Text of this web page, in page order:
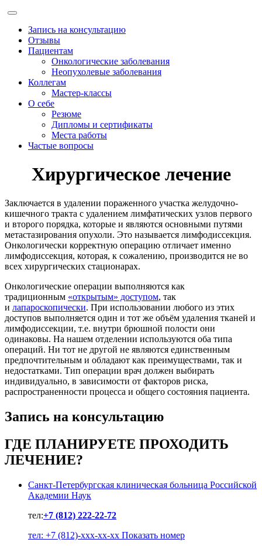
Запись на консультацию
Отзывы
Пациентам
Онкологические заболевания
Неопухолевые заболевания
Коллегам
Мастер-классы
О себе
Резюме
Дипломы и сертификаты
Места работы
Частые вопросы
Хирургическое лечение
Заключается в удалении пораженного участка желудочно-
кишечного тракта с удалением лимфатических узлов первого
и второго порядка, которые и являются основными путями
метастазирования опухоли. Это называется лимфодиссекция.
Онкологически корректную операцию отличает именно
лимфодиссекция, которая, к сожалению, производится не во
всех хирургических стационарах.
Онкологические операции выполняются как
традиционным «открытым» доступом, так
и лапароскопически. При использовании любого из этих
доступов выполняется один и тот же объём удаления тканей и
лимфодиссекции, т.е. внутри брюшной полости они
одинаковы. На нашем отделении используются оба типа
операций. Ни тот не другой не являются единственным
предпочтительным и обладают как преимуществами, так и
недостатками. Тип операции врач должен выбирать
индивидуально, в зависимости от факторов риска,
распространенности процесса и общего состояния пациента.
Запись на консультацию
ГДЕ ПЛАНИРУЕТЕ ПРОХОДИТЬ
ЛЕЧЕНИЕ?
Санкт-Петербургская клиническая больница Российской
Академии Наук
тел:+7 (812) 222-22-72
тел: +7 (812)-xxx-xx-xx Показать номер